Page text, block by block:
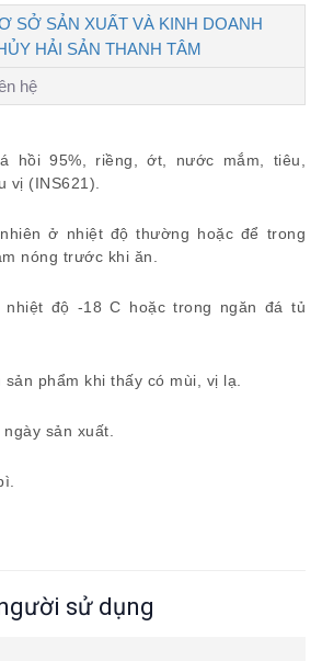
SỞ SẢN XUẤT VÀ KINH DOANH
HẢI SẢN THANH TÂM
hệ
hồi 95%, riềng, ớt, nước mắm, tiêu,
vị (INS621).
ở nhiệt độ thường hoặc để trong
nóng trước khi ăn.
nhiệt độ -18 C hoặc trong ngăn đá tủ
phẩm khi thấy có mùi, vị lạ.
sản xuất.
sử dụng